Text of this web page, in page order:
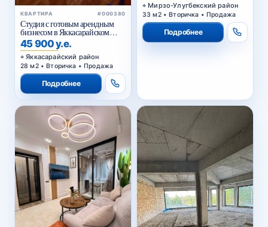
КВАРТИРА #000380
Студия с готовым арендным
бизнесом в Яккасарайском
районе Ташкента
45 900 у.е.
Яккасарайский район
28 м2 • Вторичка • Продажа
Подробнее
Мирзо-Улугбекский район
33 м2 • Вторичка • Продажа
Подробнее